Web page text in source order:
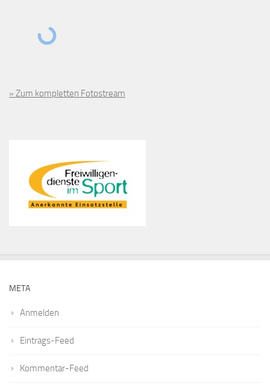
» Zum kompletten Fotostream
META
Anmelden
Eintrags-Feed
Kommentar-Feed